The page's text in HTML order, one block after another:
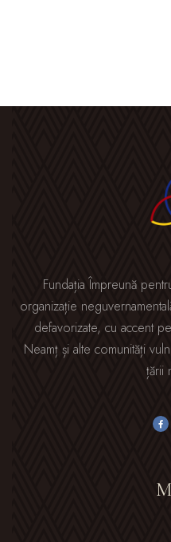
Fundația Împreună
organizație
defavorizate, cu accent
Neamț și alte comunități
țării